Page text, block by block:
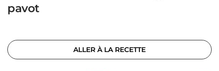
pavot
ALLER À LA RECETTE